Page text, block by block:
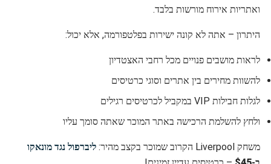
ואתריות אירוח מורשות בלבד.
היתרון – אתה לא קונה ישירות בפלטפורמה, אלא יכול:
לראות מושבים פנויים מכל רחבי האצטדיון
להשוות מחירים בין אתרים וסוגי כרטיסים
לגלות חבילות VIP במקביל לכרטיסים רגילים
ולחץ להשלמת הרכישה באתר המוכר שאתה סומך עליו
משחק Liverpool הקרוב שמוכר בקצב מהיר:
ליברפול נגד מונאקו